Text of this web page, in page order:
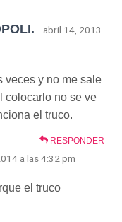
· abril 14, 2013
veces y no me sale
colocarlo no se ve
el truco.
RESPONDER
a las 4:32 pm
el truco